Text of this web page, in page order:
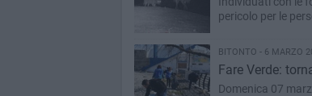
pericolo per le
BITONTO - 6 MARZO
Fare Verde:
Domenica 07